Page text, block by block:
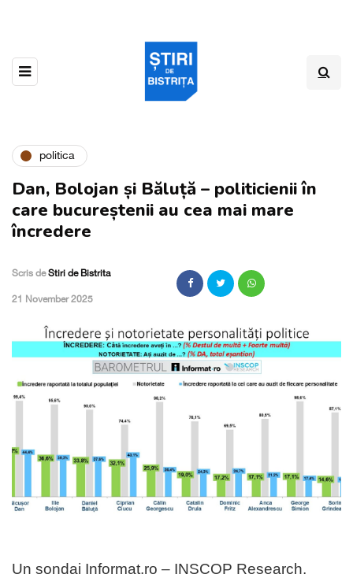
politica
Dan, Bolojan și Băluță – politicienii în
care bucureștenii au cea mai mare
încredere
Scris deStiri de Bistrita
,21 November 2025
Un sondaj Informat.ro – INSCOP Research,